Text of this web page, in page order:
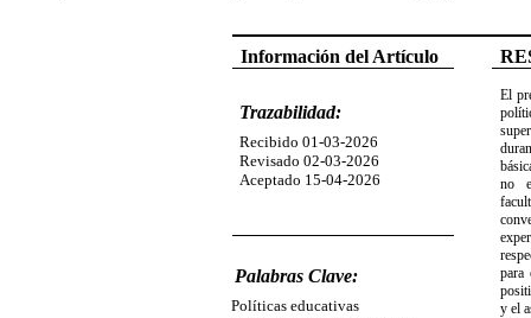
Información del Artículo
Trazabilidad:
Recibido 01-03-2026
Revisado 02-03-2026
Aceptado 15-04-2026
El
no
para
y el
Palabras Clave:
Políticas educativas